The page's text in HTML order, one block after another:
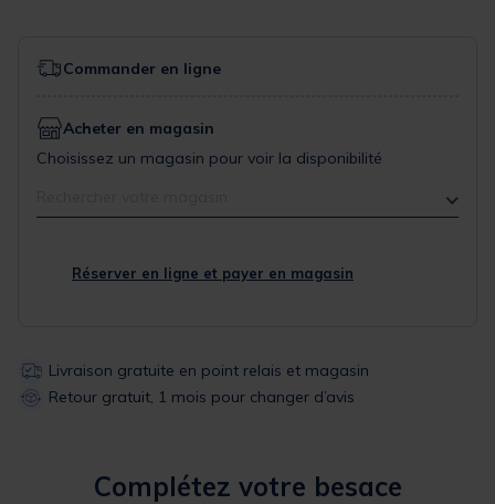
Commander en ligne
Acheter en magasin
Choisissez un magasin pour voir la disponibilité
Réserver en ligne et payer en magasin
Livraison gratuite en point relais et magasin
Retour gratuit, 1 mois pour changer d’avis
Complétez votre besace